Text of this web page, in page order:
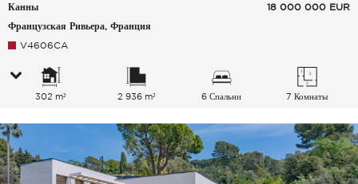
Канны
Французская Ривьера, Франция
18 000 000 EUR
V4606CA
302 m² 2 936 m² 6 Спальни 7 Комнаты